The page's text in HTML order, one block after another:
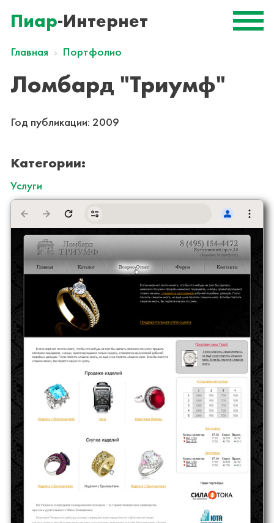
Пиар-Интернет
Главная Портфолио
Ломбард "Триумф"
Год публикации: 2009
Категории:
Услуги